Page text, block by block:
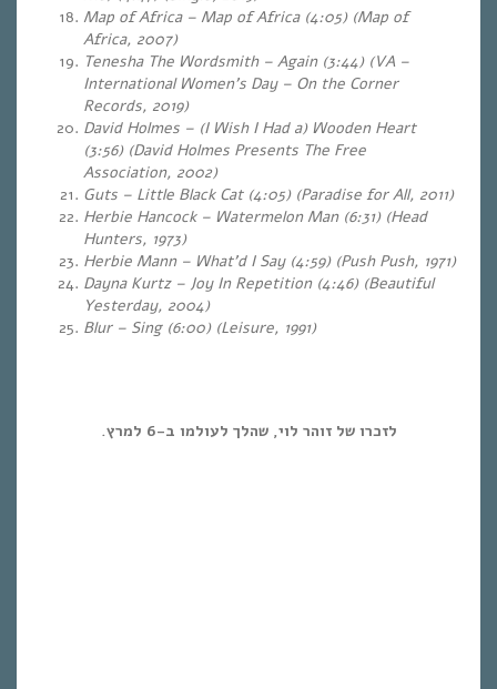
Map of Africa – Map of Africa (4:05) (Map of
Africa, 2007)
Tenesha The Wordsmith – Again (3:44) (VA –
International Women’s Day – On the Corner
Records, 2019)
David Holmes – (I Wish I Had a) Wooden Heart
(3:56) (David Holmes Presents The Free
Association, 2002)
Guts – Little Black Cat (4:05) (Paradise for All, 2011)
Herbie Hancock – Watermelon Man (6:31) (Head
Hunters, 1973)
Herbie Mann – What’d I Say (4:59) (Push Push, 1971)
Dayna Kurtz – Joy In Repetition (4:46) (Beautiful
Yesterday, 2004)
Blur – Sing (6:00) (Leisure, 1991)
לזכרו של זוהר לוי, שהלך לעולמו ב-6 למרץ .